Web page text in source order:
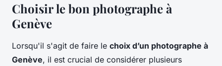
Choisir le bon photographe à
Genève
Lorsqu'il s'agit de faire le choix d’un photographe à
Genève, il est crucial de considérer plusieurs